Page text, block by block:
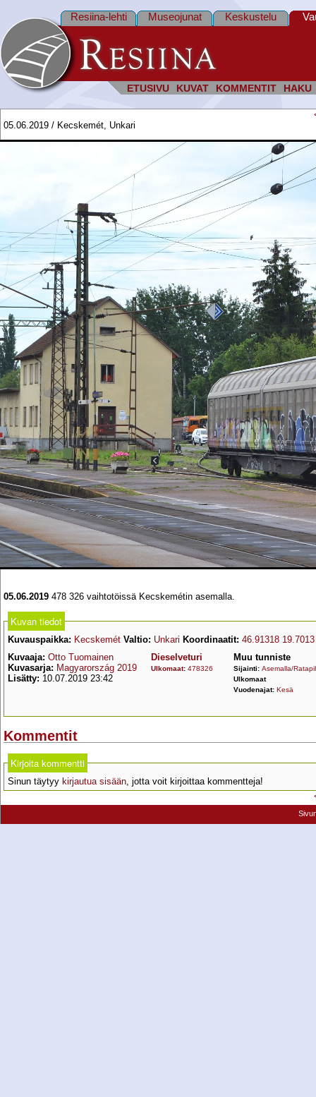
ETUSIVU KUVAT KOMMENTIT HAKU
Resiina-lehti Museojunat Keskustelu
05.06.2019 / Kecskemét, Unkari
05.06.2019 478 326 vaihtotöissä Kecskemétin asemalla.
Kuvan tiedot
Kuvauspaikka: Kecskemét Valtio: Unkari Koordinaatit: 46.91318 19.7013
Kuvaaja: Otto Tuomainen
Kuvasarja: Magyarország 2019
Lisätty: 10.07.2019 23:42
Dieselveturi
Ulkomaat: 478326
Muu tunniste
Sijainti: Asemalla/
Ulkomaat
Vuodenajat: Kesä
Kommentit
Kirjoita kommentti
Sinun täytyy kirjautua sisään, jotta voit kirjoittaa kommentteja!